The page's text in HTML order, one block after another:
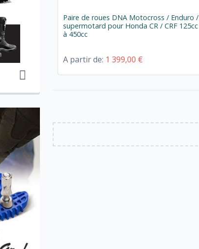
Paire de roues DNA Motocross / Enduro /
supermotard pour Honda CR / CRF 125cc
à 450cc
A partir de: 1 399,00 €